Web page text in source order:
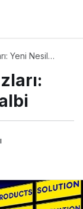
Yeni Nesil
Üzerindeki